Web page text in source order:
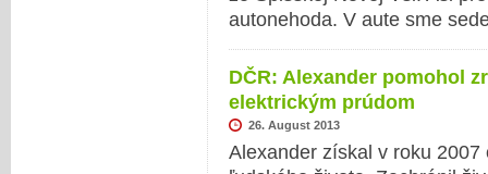
autonehoda. V aute sme
DČR: Alexander pomohol
elektrickým prúdom
26. August 2013
Alexander získal v roku